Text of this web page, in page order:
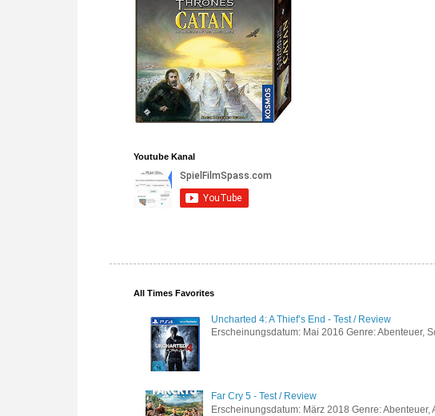
Youtube Kanal
All Times Favorites
Uncharted 4: A Thief’s End - Test / Review
Erscheinungsdatum: Mai 2016 Genre: Abenteuer,
Far Cry 5 - Test / Review
Erscheinungsdatum: März 2018 Genre: Abenteuer,